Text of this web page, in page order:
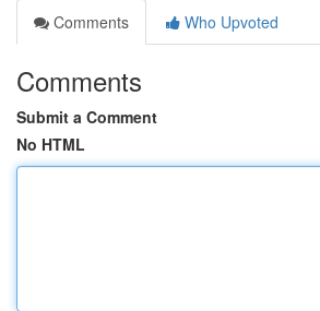
Comments
Who Upvoted
Comments
Submit a Comment
No HTML